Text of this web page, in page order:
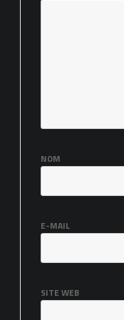
NOM
E-MAIL
SITE WEB